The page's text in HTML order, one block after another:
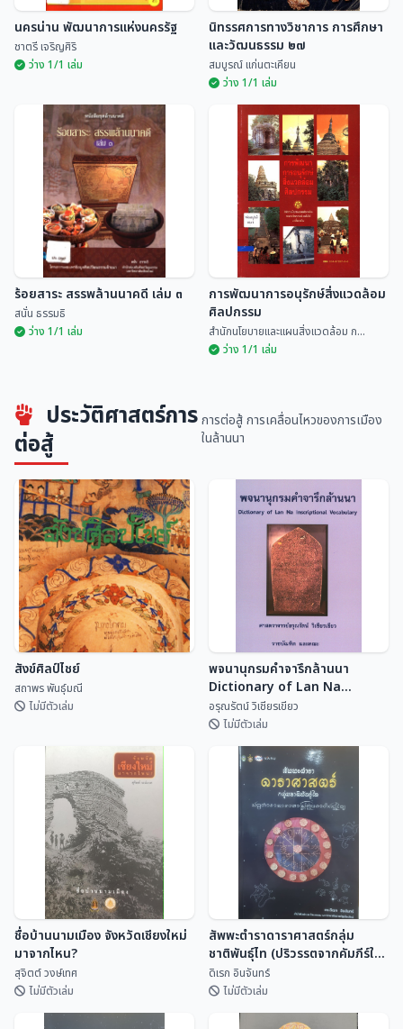
นครน่าน พัฒนาการแห่งนครรัฐ
ชาตรี เจริญศิริ
นครน่าน พัฒนาการแห่งนครรัฐ
ชาตรี เจริญศิริ
ว่าง 1/1 เล่ม
นิทรรศการทางวิชาการ การศึกษา
และวัฒนธรรม ๒๗
สมบูรณ์ แก่นตะเคียน
นิทรรศการทางวิชาการ การศึกษา
และวัฒนธรรม ๒๗
สมบูรณ์ แก่นตะเคียน
ว่าง 1/1 เล่ม
ร้อยสาระ สรรพล้านนาคดี เล่ม ๓
สนั่น ธรรมธิ
ร้อยสาระ สรรพล้านนาคดี เล่ม ๓
สนั่น ธรรมธิ
ว่าง 1/1 เล่ม
ศิลปกรรม
สำนักนโยบายและแผนสิ่...
การพัฒนาการอนุรักษ์สิ่งแวดล้อม
ศิลปกรรม
สำนักนโยบายและแผนสิ่งแวดล้อม ก...
ว่าง 1/1 เล่ม
ประวัติศาสตร์การ
ต่อสู้
การต่อสู้ การเคลื่อนไหวของการเมือง
ในล้านนา
สังข์ศิลป์ไชย์
สถาพร พันธุ์มณี
สังข์ศิลป์ไชย์
สถาพร พันธุ์มณี
ไม่มีตัวเล่ม
พจนานุกรมคำจารึกล้านนา
Dictionary of Lan Na
Inscriptional Vocabulary
อรุณรัตน์ วิเชียรเขี...
พจนานุกรมคำจารึกล้านนา
Dictionary of Lan Na
Inscriptional Vocabulary
อรุณรัตน์ วิเชียรเขียว
ไม่มีตัวเล่ม
ชื่อบ้านนามเมือง จังหวัดเชียงใหม่
มาจากไหน?
สุจิตต์ วงษ์เทศ
ไม่มีตัวเล่ม
สัพพะตำราดาราศาสตร์กลุ่ม
ชาติพันธุ์ไท (ปริวรรตจากคัมภีร์ใบ
ลานและพับสา)
ดิเรก อินจันทร์
ไม่มีตัวเล่ม